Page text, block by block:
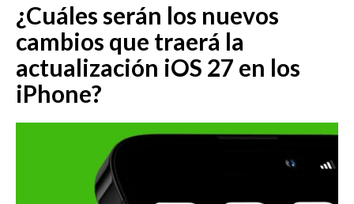
EMISIÓN 12:30 PM
EMISIÓN 7:00 PM
¿Cuáles serán los nuevos
cambios que traerá la
actualización iOS 27 en los
iPhone?